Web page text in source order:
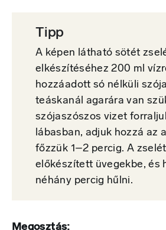
Tipp
A képen látható sötét
elkészítéséhez 200 ml
hozzáadott só nélküli
teáskanál agarára van
szójaszószos vizet
lábasban, adjuk hozzá az
főzzük 1–2 percig. A
előkészített üvegekbe, és
néhány percig hűlni.
Megosztás: